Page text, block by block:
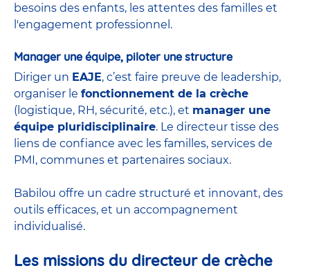
besoins des enfants, les attentes des familles et
l'engagement professionnel.
Manager une équipe, piloter une structure
Diriger un EAJE, c’est faire preuve de leadership,
organiser le fonctionnement de la crèche
(logistique, RH, sécurité, etc.), et manager une
équipe pluridisciplinaire. Le directeur tisse des
liens de confiance avec les familles, services de
PMI, communes et partenaires sociaux.
Babilou offre un cadre structuré et innovant, des
outils efficaces, et un accompagnement
individualisé.
Les missions du directeur de crèche